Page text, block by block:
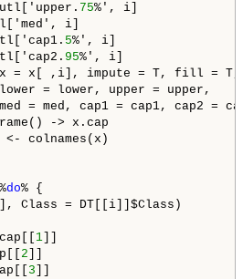
75%', i]
i]
5%', i]
95%', i]
x[ ,i], impute = T, fill =
upper = upper,
= cap1, cap2 =
-> x.cap
colnames(x)
do% {
= DT[[i]]$Class)
1
2
3